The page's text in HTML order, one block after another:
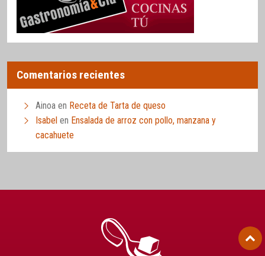
Comentarios recientes
Ainoa en Receta de Tarta de queso
Isabel en Ensalada de arroz con pollo, manzana y
cacahuete